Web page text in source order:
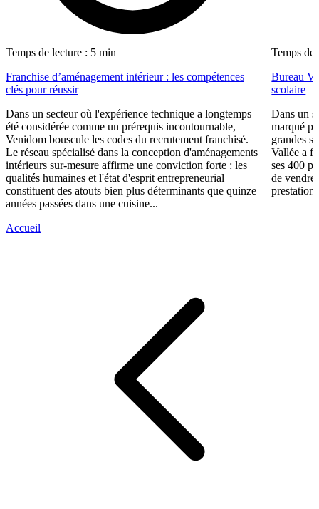
Temps de lecture : 5 min
Franchise d’aménagement intérieur : les compétences
clés pour réussir
Dans un secteur où l'expérience technique a longtemps
été considérée comme un prérequis incontournable,
Venidom bouscule les codes du recrutement franchisé.
Le réseau spécialisé dans la conception d'aménagements
intérieurs sur-mesure affirme une conviction forte : les
qualités humaines et l'état d'esprit entrepreneurial
constituent des atouts bien plus déterminants que quinze
années passées dans une cuisine...
Temps de
Bureau
scolaire
Dans un
marqué
grandes
Vallée a
ses 400
de vendre
Accueil